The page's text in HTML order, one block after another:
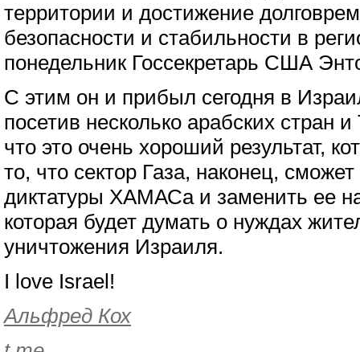
территории и достижение
безопасности и стабильности в
понедельник Госсекретарь США
С этим он и прибыл сегодня в
посетив несколько арабских стран
что это очень хороший результат,
то, что сектор Газа, наконец,
диктатуры ХАМАСа и заменить ее
которая будет думать о нуждах
уничтожения Израиля.
I love Israel!
Альфред Кох